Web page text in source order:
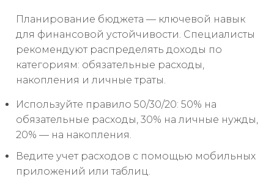
Планирование бюджета — ключевой навык
для финансовой устойчивости. Специалисты
рекомендуют распределять доходы по
категориям: обязательные расходы,
накопления и личные траты.
Используйте правило 50/30/20: 50% на
обязательные расходы, 30% на личные нужды,
20% — на накопления.
Ведите учет расходов с помощью мобильных
приложений или таблиц.